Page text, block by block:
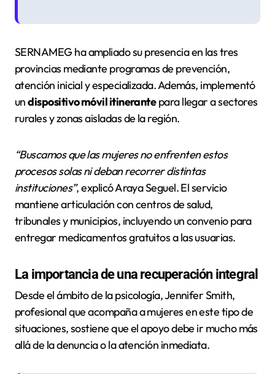
SERNAMEG ha ampliado su presencia en las tres
provincias mediante programas de prevención,
atención inicial y especializada. Además, implementó
undispositivo móvil itinerantepara llegar a sectores
rurales y zonas aisladas de la región.
“Buscamos que las mujeres no enfrenten estos
procesos solas ni deban recorrer distintas
instituciones”, explicó Araya Seguel. El servicio
mantiene articulación con centros de salud,
tribunales y municipios, incluyendo un convenio para
entregar medicamentos gratuitos a las usuarias.
La importancia de una recuperación integral
Desde el ámbito de la psicología, Jennifer Smith,
profesional que acompaña a mujeres en este tipo de
situaciones, sostiene que el apoyo debe ir mucho más
allá de la denuncia o la atención inmediata.